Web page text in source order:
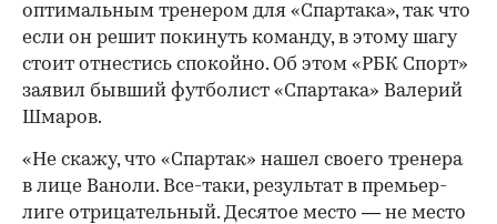
оптимальным тренером для «Спартака», так что
если он решит покинуть команду, в этому шагу
стоит отнестись спокойно. Об этом «РБК Спорт»
заявил бывший футболист «Спартака» Валерий
Шмаров.
«Не скажу, что «Спартак» нашел своего тренера
в лице Ваноли. Все-таки, результат в премьер-
лиге отрицательный. Десятое место — не место